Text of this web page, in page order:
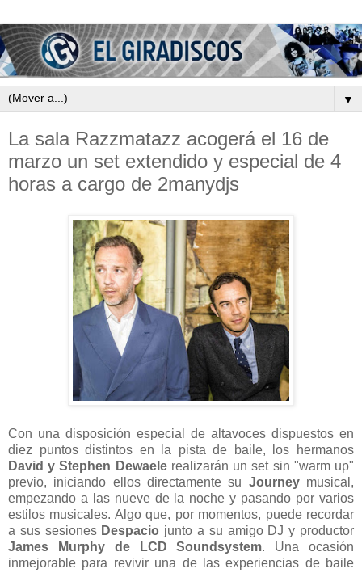
▼
La sala Razzmatazz acogerá el 16 de
marzo un set extendido y especial de 4
horas a cargo de 2manydjs
Con una disposición especial de altavoces dispuestos en
diez puntos distintos en la pista de baile, los hermanos
David y Stephen Dewaele realizarán un set sin "warm up"
previo, iniciando ellos directamente su Journey musical,
empezando a las nueve de la noche y pasando por varios
estilos musicales. Algo que, por momentos, puede recordar
a sus sesiones Despacio junto a su amigo DJ y productor
James Murphy de LCD Soundsystem. Una ocasión
inmejorable para revivir una de las experiencias de baile